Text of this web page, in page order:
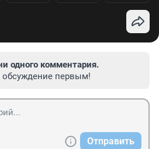
одного комментария.
обсуждение первым!
Отправить